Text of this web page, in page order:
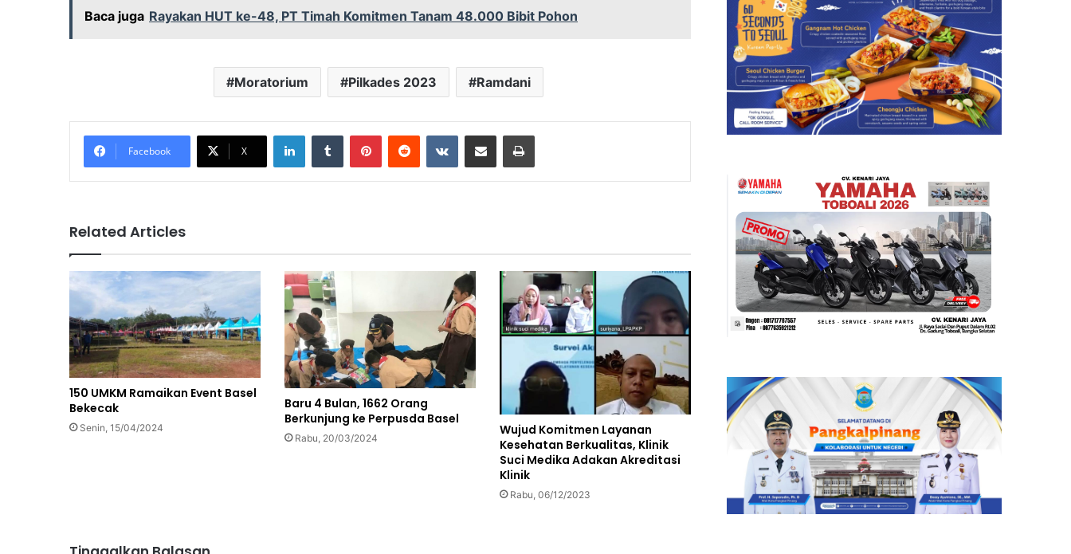
Baca juga Rayakan HUT ke-48, PT Timah Komitmen Tanam 48.000 Bibit Pohon
Moratorium Pilkades 2023 Ramdani
Facebook X
LinkedInTumblr PinterestReddit VKontakteShare via Email Print
Related Articles
150 UMKM Ramaikan Event Basel
Bekecak
Senin, 15/04/2024
Baru 4 Bulan, 1662 Orang
Berkunjung ke Perpusda Basel
Rabu, 20/03/2024
Wujud Komitmen Layanan
Kesehatan Berkualitas, Klinik
Suci Medika Adakan Akreditasi
Klinik
Rabu, 06/12/2023